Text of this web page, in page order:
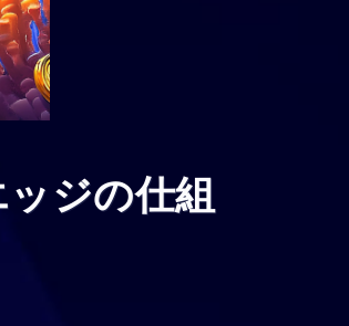
ジの仕組